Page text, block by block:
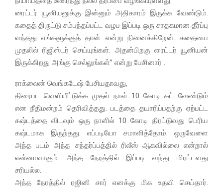
ரைட்டர் யூனியனுக்கு இன்னும் அதிகாரம் இருக்க வேண்டும்.
கதைத் திருட்டு சம்பந்தப்பட்ட வழப இப்படி ஒரு சாதகமான தீர்ப்பு
வந்தது எங்களுக்குத் தான் என்று நினைக்கிறேன். கதையை
முதலில் ரிஜிஸ்டர் செய்யுங்கள். அதன்பிறகு ரைட்டர் யூனியன்
இருக்கிறது அங்கு செல்லுங்கள்” என்று பேசினார் .
ராக்லைன் வெங்கடேஷ் பேசியதாவது,
திரைபட வெளியீட்டுக்க முதல் நாள் 10 கோடி கட்டவேண்டும்
என நீதிமன்றம் தெரிவித்தது. படத்தை தயாரிப்பதற்கு ஏற்பட்ட
கஷ்டத்தை விடவும் ஒரு நாளில் 10 கோடி திரட்டுவது பெரிய
கஷ்டமாக இருந்தது. எப்படியோ சமாளித்தோம். ஒருவேளை
அந்த படம் அந்த சந்தர்ப்பத்தில் ரிலீஸ் ஆகவில்லை என்றால்
என்னாவாகும். அந்த நேரத்தில் இப்படி வந்து மிரட்டவது
சரியல்ல.
அந்த நேரத்தில் ரஜினி சார் எனக்கு மிக உதவி செய்தார்.